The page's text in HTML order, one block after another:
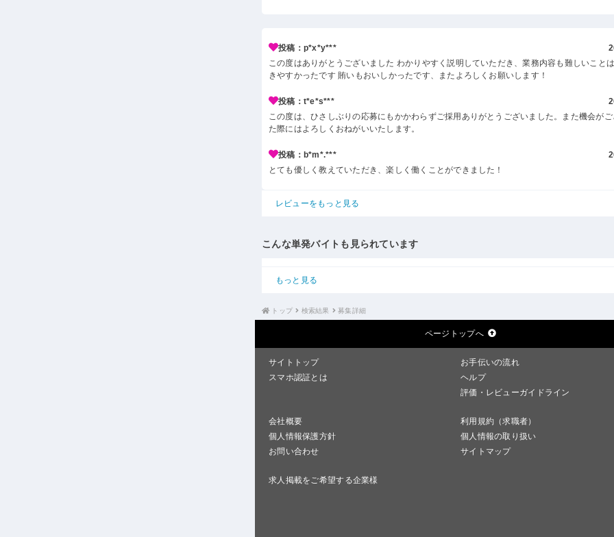
投稿：p*x*y***
この度はありがとうございました わかりやすく説明していただき、業務内容も難しいこと
きやすかったです 賄いもおいしかったです、またよろしくお願いします！
投稿：t*e*s***
この度は、ひさしぶりの応募にもかかわらずご採用ありがとうございました。また機会が
た際にはよろしくおねがいいたします。
投稿：b*m*.***
とても優しく教えていただき、楽しく働くことができました！
レビューをもっと見る
こんな単発バイトも見られています
もっと見る
トップ 検索結果 募集詳細
ページトップへ
サイトトップ
お手伝いの流れ
スマホ認証とは
ヘルプ
評価・レビューガイドライン
会社概要
利用規約（求職者）
個人情報保護方針
個人情報の取り扱い
お問い合わせ
サイトマップ
求人掲載をご希望する企業様